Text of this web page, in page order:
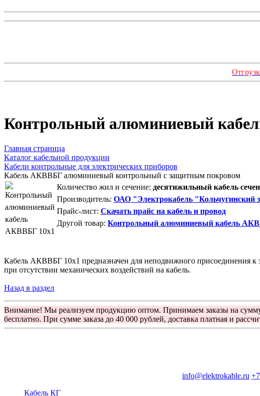
Контрольный алюминиевый
Главная страница
Каталог кабельной продукции
Кабели контрольные для электрических приборов
Кабель АКВВБГ алюминиевый контрольный с защитным покровом
Количество жил и сечение: десятижильный кабель
Производитель: ОАО "Электрокабель "Кольчугинский
Прайс-лист: Скачать прайс на кабель и провод
Другой товар: Контрольный алюминиевый кабель
Кабель АКВВБГ 10х1 предназначен для неподвижного присоединения к
при отсутствии механических воздействий на кабель.
Назад в раздел
Внимание! Мы реализуем продукцию оптом. Принимаем заказы на
бесплатно. При сумме заказа до 40 000 рублей, доставка платная и
info@elektrokable.ru
Кабель КГ